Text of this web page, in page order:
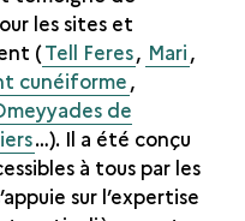
les sites et
(Tell Feres, Mari,
cunéiforme,
de
…). Il a été conçu
à tous par les
sur l’expertise